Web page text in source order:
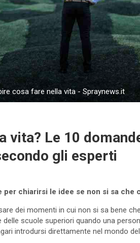
cosa fare nella vita - Spraynews.it
vita? Le 10
gli esperti
chiarirsi le idee se non si sa che
dei momenti in cui non si sa bene
scuole superiori quando una
introdursi direttamente nel mondo del